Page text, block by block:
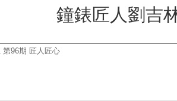
鐘錶匠人劉吉
第96期 匠人匠心